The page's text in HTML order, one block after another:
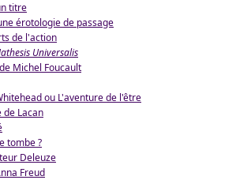
titre
érotologie de passage
de l'action
Universalis
Michel Foucault
ou L'aventure de l'être
de Lacan
tombe ?
Deleuze
Freud